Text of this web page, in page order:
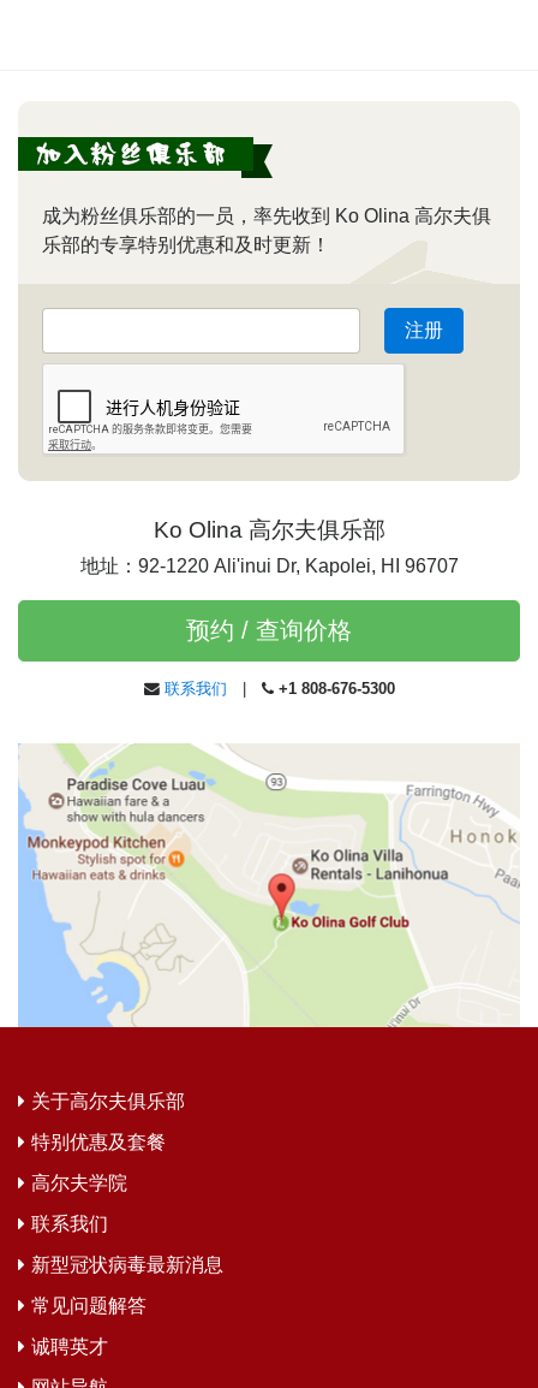
成为粉丝俱乐部的一员，率先收到 Ko Olina 高尔夫俱
乐部的专享特别优惠和及时更新！
Ko Olina 高尔夫俱乐部
地址：92-1220 Ali'inui Dr, Kapolei, HI 96707
预约 / 查询价格
联系我们 +1 808-676-5300
关于高尔夫俱乐部
特别优惠及套餐
高尔夫学院
联系我们
新型冠状病毒最新消息
常见问题解答
诚聘英才